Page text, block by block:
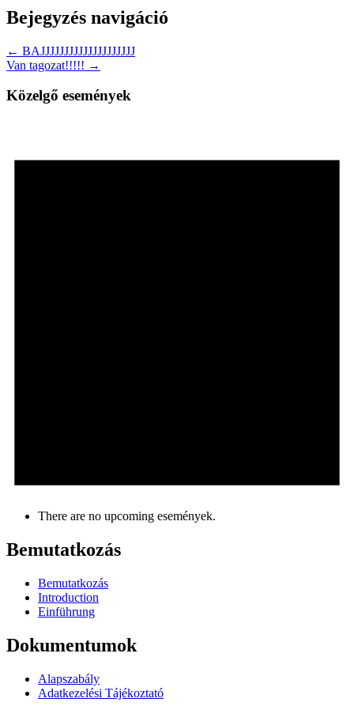
Bejegyzés navigáció
← BAJJJJJJJJJJJJJJJJJJJJ
Van tagozat!!!!! →
Közelgő események
There are no upcoming események.
Bemutatkozás
Bemutatkozás
Introduction
Einführung
Dokumentumok
Alapszabály
Adatkezelési Tájékoztató